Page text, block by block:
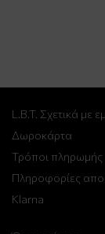
L.B.T. Σχετικά με
Δωροκάρτα
Τρόποι πληρωμής
Πληροφορίες
Klarna